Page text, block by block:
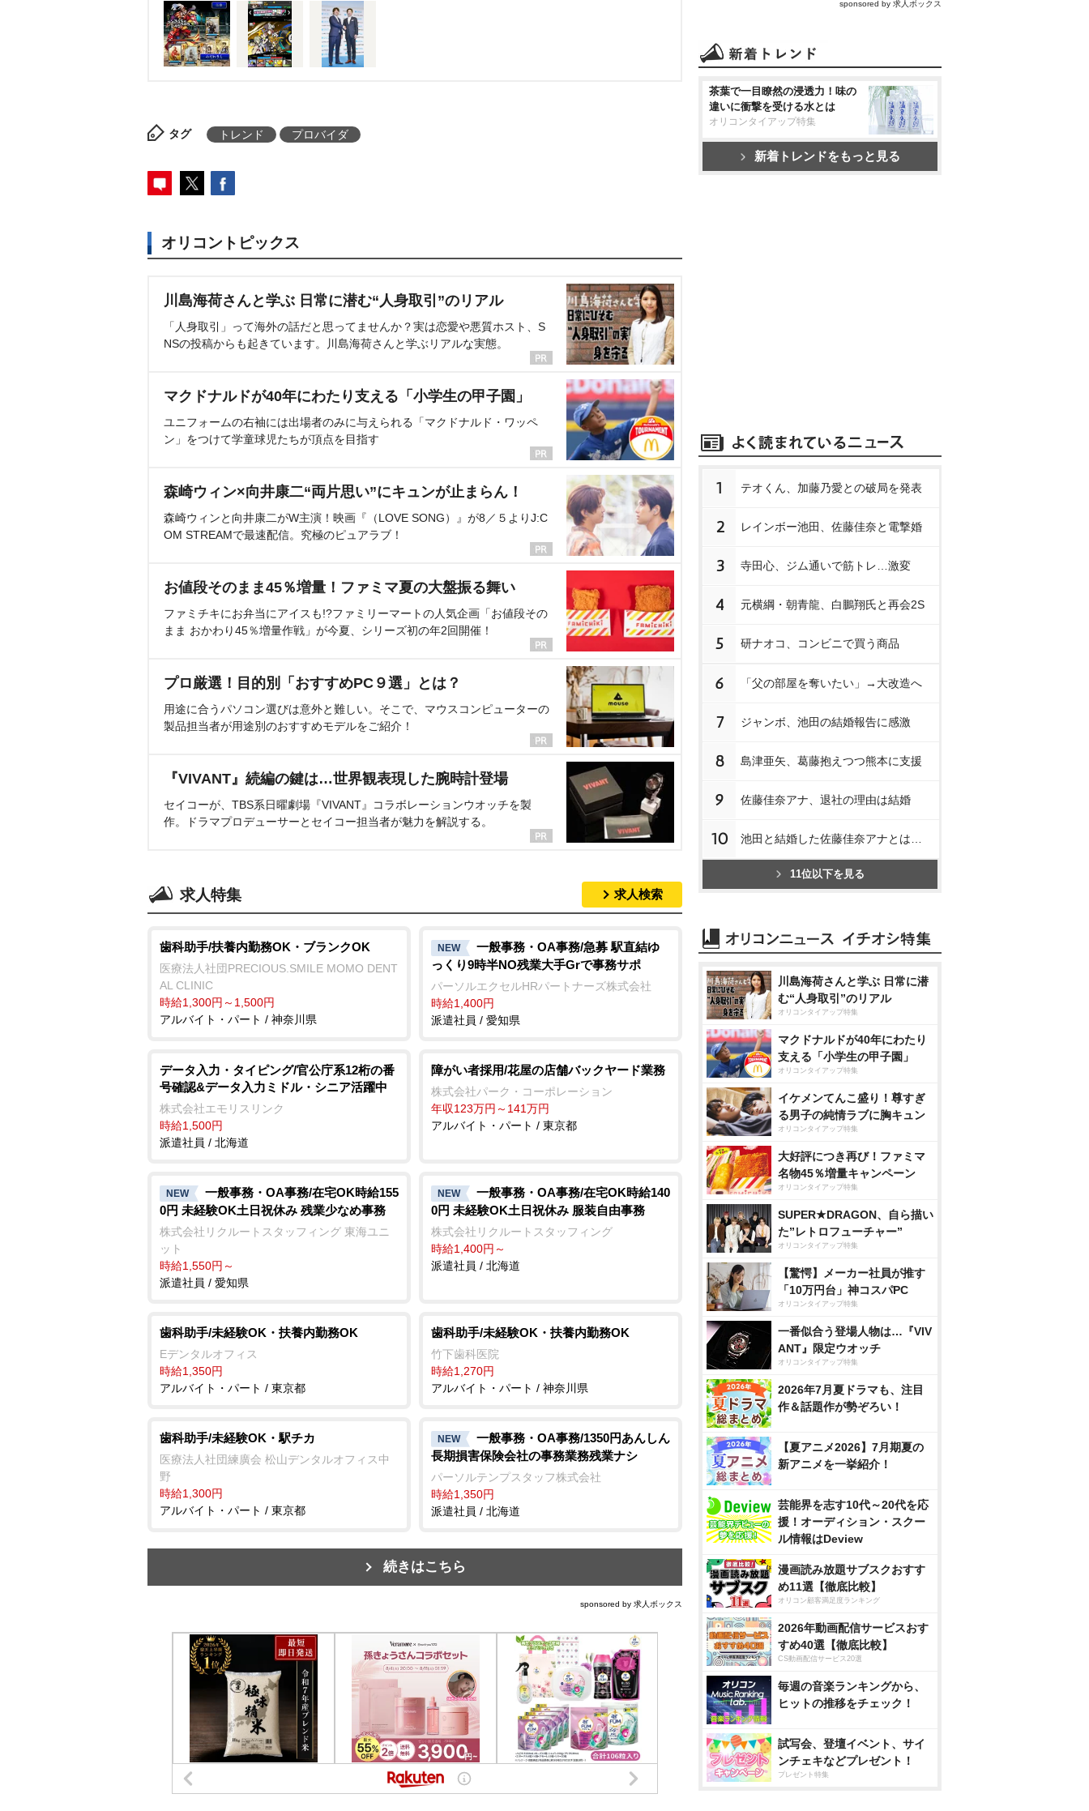
タグ トレンド プロバイダ
オリコントピックス
川島海荷さんと学ぶ 日常に潜む“人身取引”のリアル
「人身取引」って海外の話だと思ってませんか？実は恋愛や悪質ホスト、S
NSの投稿からも起きています。川島海荷さんと学ぶリアルな実態。
マクドナルドが40年にわたり支える「小学生の甲子園」
ユニフォームの右袖には出場者のみに与えられる「マクドナルド・ワッペ
ン」をつけて学童球児たちが頂点を目指す
森崎ウィン×向井康二“両片思い”にキュンが止まらん！
森崎ウィンと向井康二がW主演！映画『（LOVE SONG）』が8／５よりJ:C
OM STREAMで最速配信。究極のピュアラブ！
お値段そのまま45％増量！ファミマ夏の大盤振る舞い
ファミチキにお弁当にアイスも!?ファミリーマートの人気企画「お値段その
まま おかわり45％増量作戦」が今夏、シリーズ初の年2回開催！
プロ厳選！目的別「おすすめPC９選」とは？
用途に合うパソコン選びは意外と難しい。そこで、マウスコンピューターの
製品担当者が用途別のおすすめモデルをご紹介！
『VIVANT』続編の鍵は…世界観表現した腕時計登場
セイコーが、TBS系日曜劇場『VIVANT』コラボレーションウオッチを製
作。ドラマプロデューサーとセイコー担当者が魅力を解説する。
求人特集 求人検索
歯科助手/扶養内勤務OK・ブランクOK
医療法人社団PRECIOUS.SMILE MOMO DENT
AL CLINIC
時給1,300円～1,500円
アルバイト・パート / 神奈川県
NEW
一般事務・OA事務/急募 駅直結ゆ
っくり9時半NO残業大手Grで事務サポ
パーソルエクセルHRパートナーズ株式会社
時給1,400円
派遣社員 / 愛知県
データ入力・タイピング/官公庁系12桁の番
号確認&データ入力ミドル・シニア活躍中
株式会社エモリスリンク
時給1,500円
派遣社員 / 北海道
障がい者採用/花屋の店舗バックヤード業務
株式会社パーク・コーポレーション
年収123万円～141万円
アルバイト・パート / 東京都
NEW
一般事務・OA事務/在宅OK時給155
0円 未経験OK土日祝休み 残業少なめ事務
株式会社リクルートスタッフィング 東海ユニ
ット
時給1,550円～
派遣社員 / 愛知県
NEW
一般事務・OA事務/在宅OK時給140
0円 未経験OK土日祝休み 服装自由事務
株式会社リクルートスタッフィング
時給1,400円～
派遣社員 / 北海道
歯科助手/未経験OK・扶養内勤務OK
Eデンタルオフィス
時給1,350円
アルバイト・パート / 東京都
歯科助手/未経験OK・扶養内勤務OK
竹下歯科医院
時給1,270円
アルバイト・パート / 神奈川県
歯科助手/未経験OK・駅チカ
医療法人社団練廣会 松山デンタルオフィス中
野
時給1,300円
アルバイト・パート / 東京都
NEW
一般事務・OA事務/1350円あんしん
長期損害保険会社の事務業務残業ナシ
パーソルテンプスタッフ株式会社
時給1,350円
派遣社員 / 北海道
続きはこちら
sponsored by 求人ボックス
sponsored by 求人ボックス
茶葉で一目瞭然の浸透力！味の
違いに衝撃を受ける水とは
オリコンタイアップ特集
新着トレンドをもっと見る
1 テオくん、加藤乃愛との破局を発表
2 レインボー池田、佐藤佳奈と電撃婚
3 寺田心、ジム通いで筋トレ…激変
4 元横綱・朝青龍、白鵬翔氏と再会2S
5 研ナオコ、コンビニで買う商品
6 「父の部屋を奪いたい」→大改造へ
7 ジャンボ、池田の結婚報告に感激
8 島津亜矢、葛藤抱えつつ熊本に支援
9 佐藤佳奈アナ、退社の理由は結婚
10 池田と結婚した佐藤佳奈アナとは…
11位以下を見る
川島海荷さんと学ぶ 日常に潜
む“人身取引”のリアル
オリコンタイアップ特集
マクドナルドが40年にわたり
支える「小学生の甲子園」
オリコンタイアップ特集
イケメンてんこ盛り！尊すぎ
る男子の純情ラブに胸キュン
オリコンタイアップ特集
大好評につき再び！ファミマ
名物45％増量キャンペーン
オリコンタイアップ特集
SUPER★DRAGON、自ら描い
た”レトロフューチャー”
オリコンタイアップ特集
【驚愕】メーカー社員が推す
「10万円台」神コスパPC
オリコンタイアップ特集
一番似合う登場人物は…『VIV
ANT』限定ウオッチ
オリコンタイアップ特集
2026年7月夏ドラマも、注目
作＆話題作が勢ぞろい！
【夏アニメ2026】7月期夏の
新アニメを一挙紹介！
芸能界を志す10代～20代を応
援！オーディション・スクー
ル情報はDeview
漫画読み放題サブスクおすす
め11選【徹底比較】
オリコン顧客満足度ランキング
2026年動画配信サービスおす
すめ40選【徹底比較】
CS動画配信サービス20選
毎週の音楽ランキングから、
ヒットの推移をチェック！
試写会、登壇イベント、サイ
ンチェキなどプレゼント！
プレゼント特集